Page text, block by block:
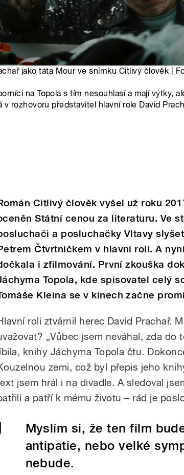
jako táta Mour ve snímku Citlivý člověk |
na Topola s tím nesouhlasí a mají výtky,
v rozhovoru představitel hlavní role David
Citlivý člověk vyšel už roku
Státní cenou za literaturu. Ve
a posluchačky Vltavy
Čtvrtníčkem v hlavní roli. A
i zfilmování. První zkouška
Topola, kde spisovatel celý
Kleina se v kinech začne
roli ztvárnil herec David Prachař.
„Vůbec jsem neváhal, zda do
knihy Jáchyma Topola čtu.
zemi, což byl přepis jeho
jsem hrál i na divadle. A sledoval
a patří k mému životu – rád je
Myslím si, že ten film
antipatie, nebo velké
nebude.